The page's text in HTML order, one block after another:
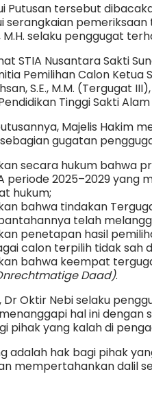
Putusan tersebut
serangkaian
M.H. selaku penggugat
STIA Nusantara Sakti
Pemilihan Calon Ketua
S.E., M.M. (Tergugat
Tinggi Sakti
Majelis Hakim
gugatan
secara hukum bahwa
periode 2025–2029 yang
hukum;
bahwa tindakan
telah
penetapan hasil
calon terpilih tidak sah
bahwa keempat
Daad).
Oktir Nebi selaku
hal ini
pihak yang kalah di
adalah hak bagi pihak
mempertahankan dalil